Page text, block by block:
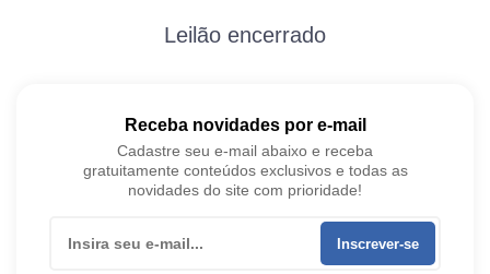
Máquinas
Leilão encerrado
Receba novidades por e-mail
Cadastre seu e-mail abaixo e receba
gratuitamente conteúdos exclusivos e todas as
novidades do site com prioridade!
Inscrever-se